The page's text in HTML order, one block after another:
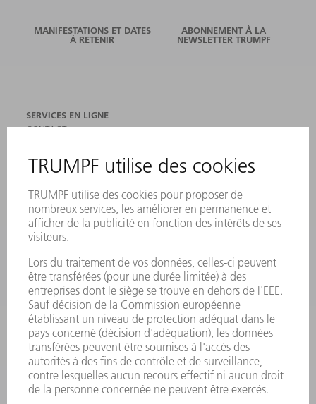
MANIFESTATIONS ET DATES
À RETENIR
ABONNEMENT À LA
NEWSLETTER TRUMPF
SERVICES EN LIGNE
CONTACT
MANIFESTATIONS ET DATES À RETENIR
INSCRIPTION À LA NEWSLETTER
PRODUITS
MACHINES & SYSTÈMES
LASER
ELECTRONIQUE DE PUISSANCE
OUTILS ÉLECTRIQUES
SMART FACTORY
LOGICIEL
SERVICES
APPLICATIONS
SECTEURS D'ACTIVITÉ
ENTREPRISE
CARRIÈRE
OFFRES D'EMPLOI
PROFIL DE L'ENTREPRISE
CONSEIL D'ADMINISTRATION